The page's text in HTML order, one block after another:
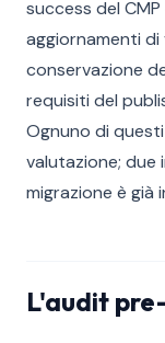
success del
aggiornamenti di
conservazione
requisiti del
Ognuno di
valutazione; due
migrazione è già
L'audit